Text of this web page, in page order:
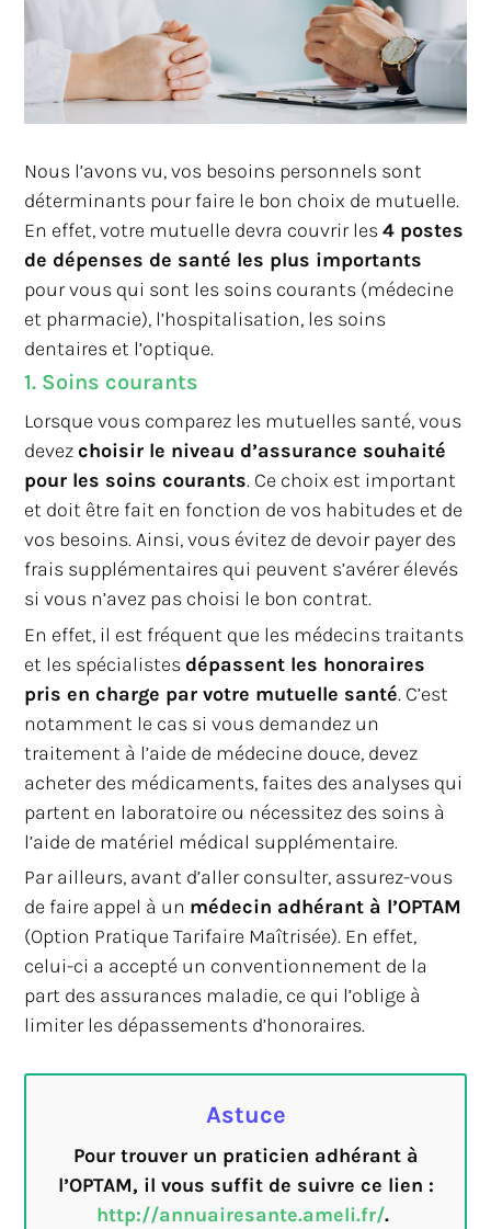
Nous l’avons vu, vos besoins personnels sont
déterminants pour faire le bon choix de mutuelle.
En effet, votre mutuelle devra couvrir les4 postes
de dépenses de santé les plus importants
pour vous qui sont les soins courants (médecine
et pharmacie), l’hospitalisation, les soins
dentaires et l’optique.
1. Soins courants
Lorsque vous comparez les mutuelles santé, vous
devezchoisir le niveau d’assurance souhaité
pour les soins courants. Ce choix est important
et doit être fait en fonction de vos habitudes et de
vos besoins. Ainsi, vous évitez de devoir payer des
frais supplémentaires qui peuvent s’avérer élevés
si vous n’avez pas choisi le bon contrat.
En effet, il est fréquent que les médecins traitants
et les spécialistes dépassent les honoraires
pris en charge par votre mutuelle santé. C’est
notamment le cas si vous demandez un
traitement à l’aide de médecine douce, devez
acheter des médicaments, faites des analyses qui
partent en laboratoire ou nécessitez des soins à
l’aide de matériel médical supplémentaire.
Par ailleurs, avant d’aller consulter, assurez-vous
de faire appel à un médecin adhérant à l’OPTAM
(Option Pratique Tarifaire Maîtrisée). En effet,
celui-ci a accepté un conventionnement de la
part des assurances maladie, ce qui l’oblige à
limiter les dépassements d’honoraires.
Astuce
Pour trouver un praticien adhérant à
l’OPTAM, il vous suffit de suivre ce lien :
http://annuairesante.ameli.fr/.